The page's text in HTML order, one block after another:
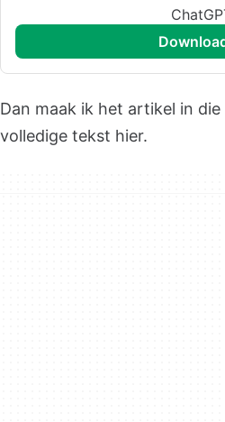
Dan maak ik het artikel in
volledige tekst hier.